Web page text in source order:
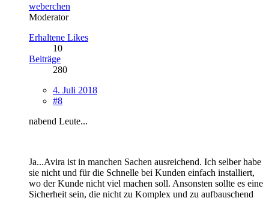
weberchen
Moderator
Erhaltene Likes
10
Beiträge
280
4. Juli 2018
#8
nabend Leute...
Ja...Avira ist in manchen Sachen ausreichend. Ich selber habe
sie nicht und für die Schnelle bei Kunden einfach installiert,
wo der Kunde nicht viel machen soll. Ansonsten sollte es eine
Sicherheit sein, die nicht zu Komplex und zu aufbauschend